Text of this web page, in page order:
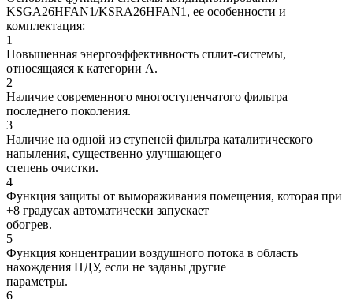
KSGA26HFAN1/KSRA26HFAN1, ее особенности и
комплектация:
1
Повышенная энергоэффективность сплит-системы,
относящаяся к категории A.
2
Наличие современного многоступенчатого фильтра
последнего поколения.
3
Наличие на одной из ступеней фильтра каталитического
напыления, существенно улучшающего
степень очистки.
4
Функция защиты от вымораживания помещения, которая при
+8 градусах автоматически запускает
обогрев.
5
Функция концентрации воздушного потока в область
нахождения ПДУ, если не заданы другие
параметры.
6